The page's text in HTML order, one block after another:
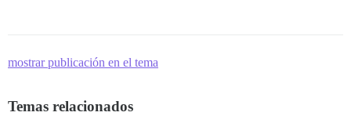
mostrar publicación en el tema
Temas relacionados